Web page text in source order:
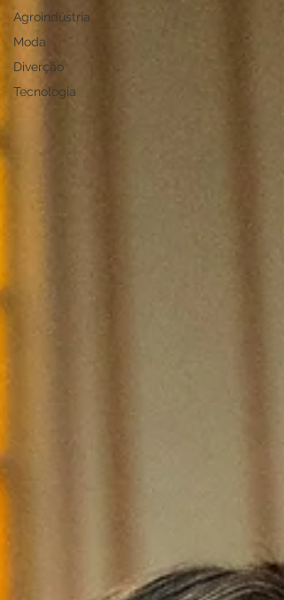
Agroindústria
Moda
Diverção
Tecnologia